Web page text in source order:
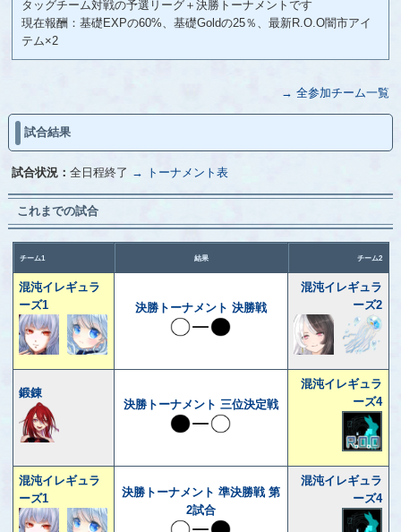
タッグチーム対戦の予選リーグ＋決勝トーナメントです
現在報酬：基礎EXPの60%、基礎Goldの25％、最新R.O.O闇市アイ
テム×2
→ 全参加チーム一覧
試合結果
試合状況：全日程終了 → トーナメント表
これまでの試合
チーム1 結果 チーム2
混沌イレギュラ
ーズ1
決勝トーナメント 決勝戦
混沌イレギュラ
ーズ2
鍛錬
決勝トーナメント 三位決定戦
混沌イレギュラ
ーズ4
混沌イレギュラ
ーズ1
決勝トーナメント 準決勝戦 第
2試合
混沌イレギュラ
ーズ4